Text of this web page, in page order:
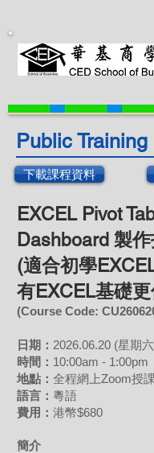
Public Training
下載課程資料
EXCEL Pivot
Dashboard 製
(適合初學
有EXCEL基礎
(Course Code:
日期： 2026.06.20 (星期
時間： 10:00am - 1:00pm
地點： 全程網上Zoom授課
語言： 粵語
費用 ： 港幣$680
簡介